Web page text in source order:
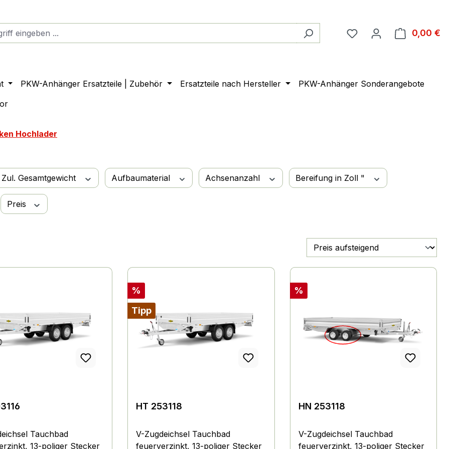
0,00 €
PKW-Anhänger Ersatzteile | Zubehör Ersatzteile nach Hersteller
PKW-Anhänger Sonderangebote
Hochlader
Zul. Gesamtgewicht Aufbaumaterial Achsenanzahl Bereifung in Zoll "
Preis
Tauchbad
13-poliger Stecker
Rabatt
%
Tipp
HT 253118
V-Zugdeichsel Tauchbad
feuerverzinkt, 13-poliger Stecker
Rabatt
%
HN 253118
V-Zugdeichsel Tauchbad
feuerverzinkt, 13-poliger Stecker